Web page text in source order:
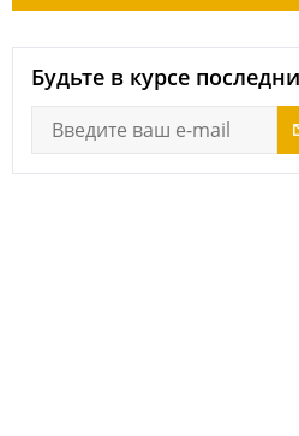
Будьте в курсе